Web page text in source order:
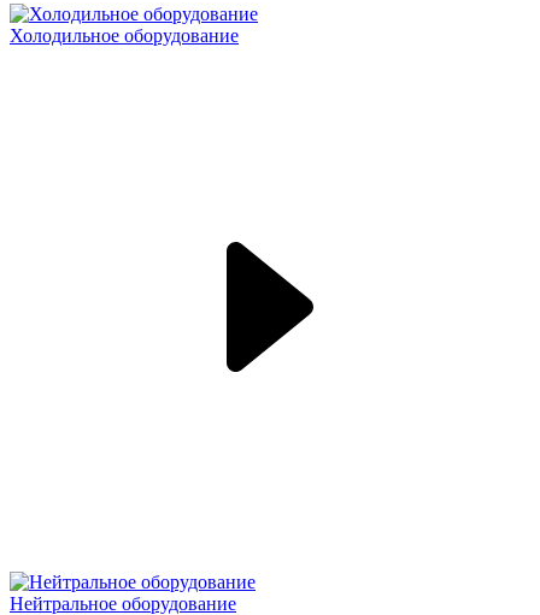
Холодильное оборудование
Нейтральное оборудование